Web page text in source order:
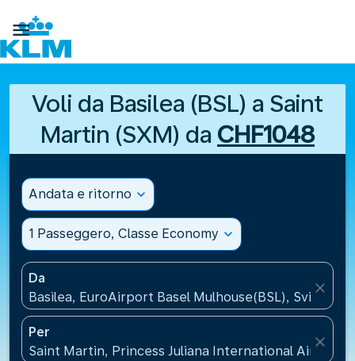

Voli da Basilea (BSL) a Saint
Martin (SXM) da CHF1048
Andata e ritorno expand_more
1 Passeggero, Classe Economy expand_more
Da
Basilea, EuroAirport Basel Mulhouse(BSL), Svizzera
close
Per
Saint Martin, Princess Juliana International
close